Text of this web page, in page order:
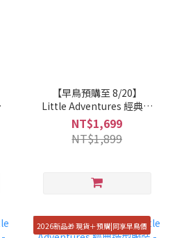
【早鳥預購至 8/20】
Little Adventures 經典造
型服裝 - 雷恩大兵
NT$1,699
NT$1,899
2026新品🎁 現貨＋預購|同享早鳥價